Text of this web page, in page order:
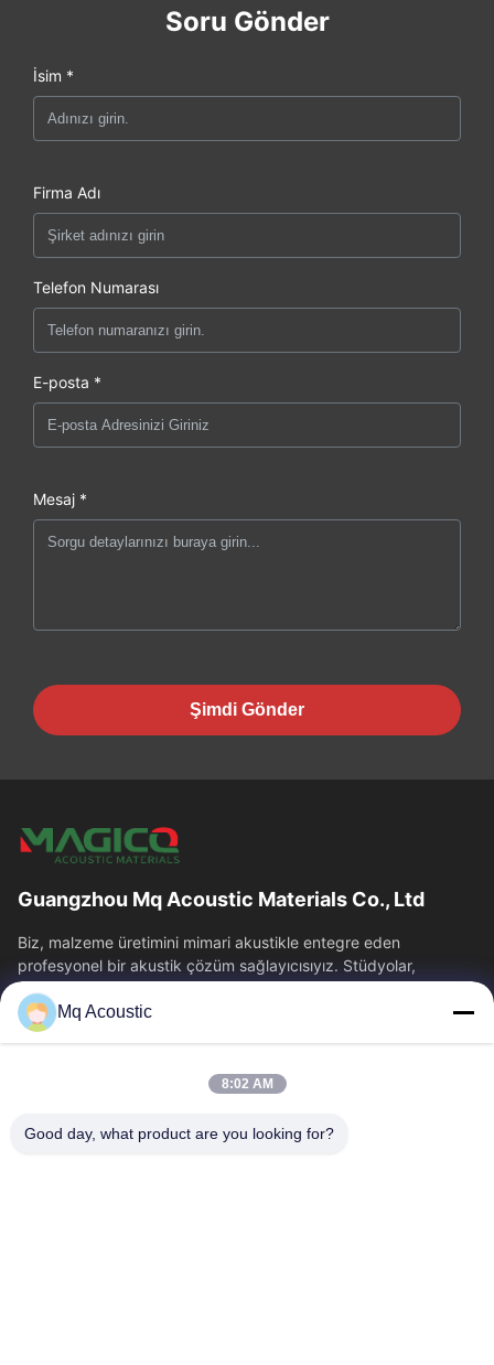
Soru Gönder
İsim *
Firma Adı
Telefon Numarası
E-posta *
Mesaj *
Şimdi Gönder
Guangzhou Mq Acoustic Materials Co., Ltd
Biz, malzeme üretimini mimari akustikle entegre eden
profesyonel bir akustik çözüm sağlayıcısıyız. Stüdyolar,
tiyatrolar ve ticari alanlar için...
Hızlı Bağlantılar
Bizim Hakkımızda
Fabrika Turu
Kalite Kontrolü
Mq Acoustic
8:02 AM
Good day, what product are you looking for?